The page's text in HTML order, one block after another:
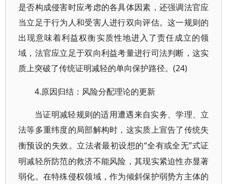
是否构成侵害时应考虑的各具体因素，还强调法官应
当立足于行为人和受害人进行双向评估。这一规则的
出现意味着利益权衡实质性地进入了责任成立的领
域，法官应立足于双向利益考量进行司法判断，这实
质上突破了传统证明减轻的单向保护路径。(24)
4.原因归结：风险分配理论的更新
当证明减轻规则的适用遭遇来自实务、学理、立
法等多重纬度的局部解构时，这实质上宣告了传统失
衡预设的失效。立法者最初设想的“全有或全无”式证
明减轻所防范的救济不能风险，其现实紧迫性亦显著
弱化。在特殊侵权领域，作为倾斜保护弱势方主体的